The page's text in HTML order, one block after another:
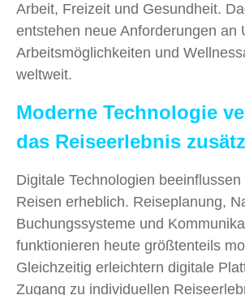
Arbeit, Freizeit und Gesundheit.
entstehen neue Anforderungen an
Arbeitsmöglichkeiten und
weltweit.
Moderne Technologie
das Reiseerlebnis
Digitale Technologien
Reisen erheblich. Reiseplanung,
Buchungssysteme und
funktionieren heute größtenteils
Gleichzeitig erleichtern digitale
Zugang zu individuellen